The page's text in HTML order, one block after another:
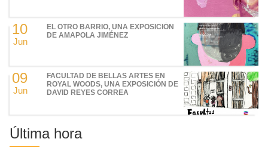
10
Jun
EL OTRO BARRIO, UNA EXPOSICIÓN
DE AMAPOLA JIMÉNEZ
09
Jun
FACULTAD DE BELLAS ARTES EN
ROYAL WOODS, UNA EXPOSICIÓN DE
DAVID REYES CORREA
Última hora